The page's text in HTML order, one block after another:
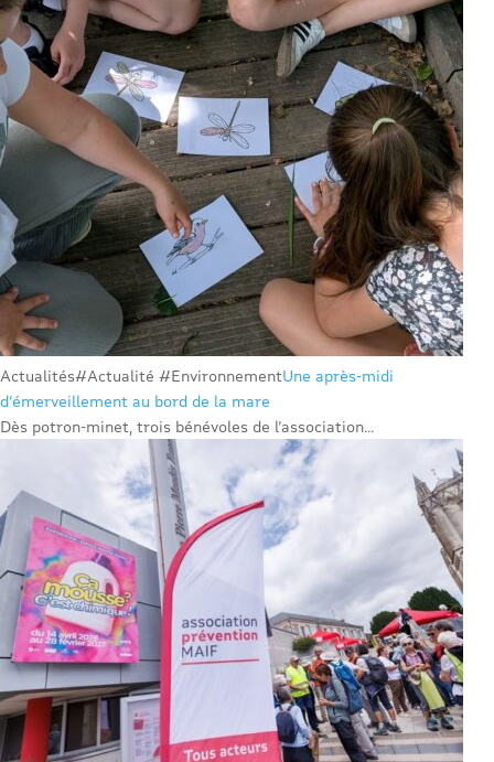
Actualités#Actualité #EnvironnementUne après-midi
d’émerveillement au bord de la mare
Dès potron-minet, trois bénévoles de l’association...